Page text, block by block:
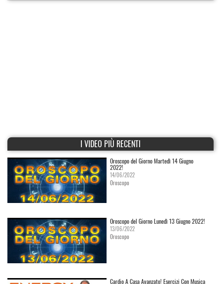
I VIDEO PIÙ RECENTI
Oroscopo del Giorno Martedì 14 Giugno
2022!
14/06/2022
Oroscopo
Oroscopo del Giorno Lunedì 13 Giugno 2022!
13/06/2022
Oroscopo
Cardio A Casa Avanzato! Esercizi Con Musica